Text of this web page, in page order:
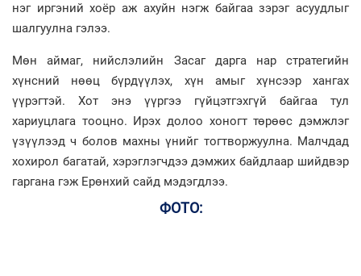
нэг иргэний хоёр аж ахуйн нэгж байгаа зэрэг асуудлыг
шалгуулна гэлээ.
Мөн аймаг, нийслэлийн Засаг дарга нар стратегийн
хүнсний нөөц бүрдүүлэх, хүн амыг хүнсээр хангах
үүрэгтэй. Хот энэ үүргээ гүйцэтгэхгүй байгаа тул
хариуцлага тооцно. Ирэх долоо хоногт төрөөс дэмжлэг
үзүүлээд ч болов махны үнийг тогтворжуулна. Малчдад
хохирол багатай, хэрэглэгчдээ дэмжих байдлаар шийдвэр
гаргана гэж Ерөнхий сайд мэдэгдлээ.
ФОТО: